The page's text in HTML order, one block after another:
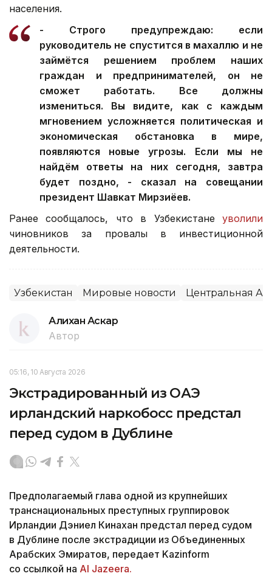
населения.
- Строго предупреждаю: если
руководитель не спустится в махаллю и не
займётся решением проблем наших
граждан и предпринимателей, он не
сможет работать. Все должны
измениться. Вы видите, как с каждым
мгновением усложняется политическая и
экономическая обстановка в мире,
появляются новые угрозы. Если мы не
найдём ответы на них сегодня, завтра
будет поздно, - сказал на совещании
президент Шавкат Мирзиёев.
Ранее сообщалось, что в Узбекистане уволили
чиновников за провалы в инвестиционной
деятельности.
Узбекистан Мировые новости Центральная
Алихан Аскар
Автор
05:16, 10 Августа 2026
Экстрадированный из ОАЭ
ирландский наркобосс предстал
перед судом в Дублине
Предполагаемый глава одной из крупнейших
транснациональных преступных группировок
Ирландии Дэниел Кинахан предстал перед судом
в Дублине после экстрадиции из Объединенных
Арабских Эмиратов, передает Kazinform
со ссылкой на Al Jazeera.